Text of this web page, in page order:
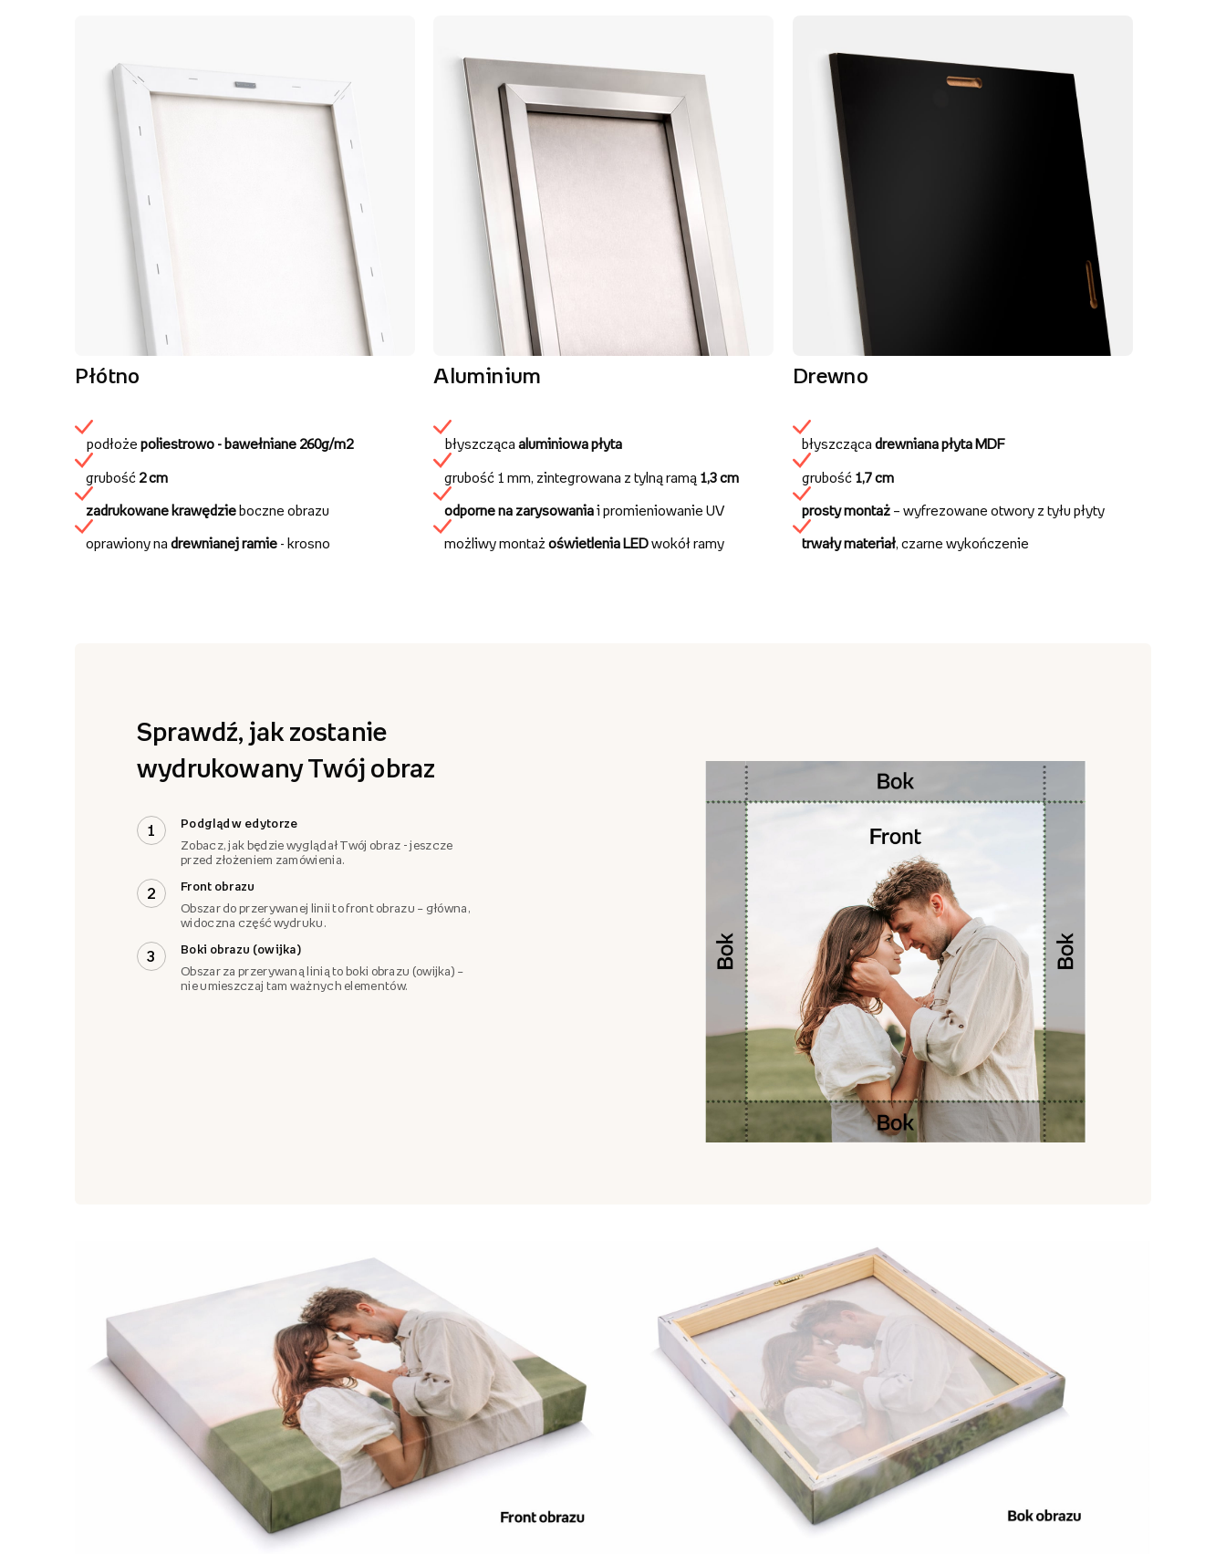
Płótno
podłoże poliestrowo - bawełniane 260g/m2
grubość 2 cm
zadrukowane krawędzie boczne obrazu
oprawiony na drewnianej ramie - krosno
Aluminium
błyszczącaaluminiowa płyta
grubość 1 mm, zintegrowana z tylną ramą 1,3 cm
odporne na zarysowaniai promieniowanie UV
możliwy montażoświetlenia LEDwokół ramy
Drewno
błyszcząca drewniana płyta MDF
grubość 1,7 cm
prosty montaż– wyfrezowane otwory z tyłu płyty
trwały materiał, czarne wykończenie
Sprawdź, jak zostanie
wydrukowany Twój obraz
1
Podgląd w edytorze
Zobacz, jak będzie wyglądał Twój obraz - jeszcze
przed złożeniem zamówienia.
2
Front obrazu
Obszar do przerywanej linii to front obrazu – główna,
widoczna część wydruku.
3
Boki obrazu (owijka)
Obszar za przerywaną linią to boki obrazu (owijka) –
nie umieszczaj tam ważnych elementów.